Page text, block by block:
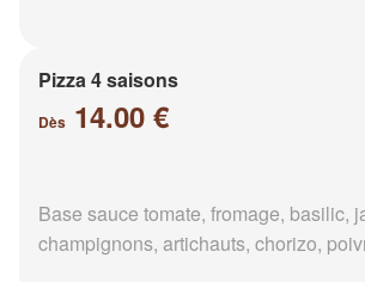
Pizza 4 saisons
Dès 14.00 €
Base sauce tomate, fromage, basilic,
champignons, artichauts, chorizo,